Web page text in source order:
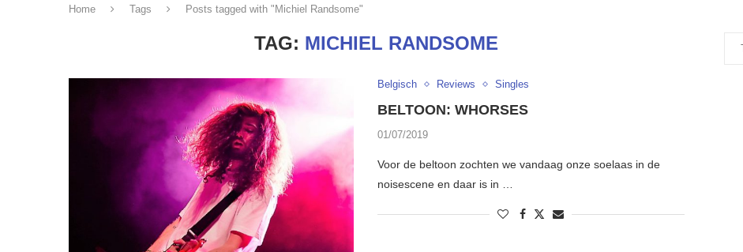
Home Tags Posts tagged with "Michiel Randsome"
TAG: MICHIEL RANDSOME
Belgisch Reviews Singles
BELTOON: WHORSES
01/07/2019
Voor de beltoon zochten we vandaag onze soelaas in de
noisescene en daar is in …